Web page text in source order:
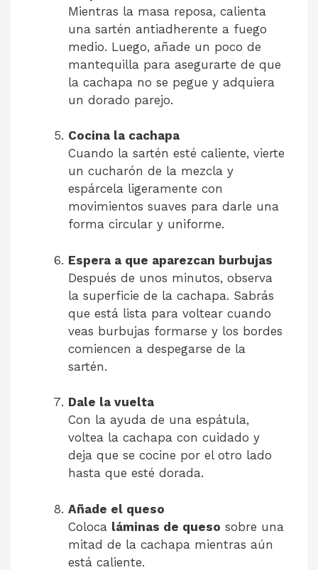
Mientras la masa reposa, calienta
una sartén antiadherente a fuego
medio. Luego, añade un poco de
mantequilla para asegurarte de que
la cachapa no se pegue y adquiera
un dorado parejo.
Cocina la cachapa
Cuando la sartén esté caliente, vierte
un cucharón de la mezcla y
espárcela ligeramente con
movimientos suaves para darle una
forma circular y uniforme.
Espera a que aparezcan burbujas
Después de unos minutos, observa
la superficie de la cachapa. Sabrás
que está lista para voltear cuando
veas burbujas formarse y los bordes
comiencen a despegarse de la
sartén.
Dale la vuelta
Con la ayuda de una espátula,
voltea la cachapa con cuidado y
deja que se cocine por el otro lado
hasta que esté dorada.
Añade el queso
Coloca láminas de queso sobre una
mitad de la cachapa mientras aún
está caliente.